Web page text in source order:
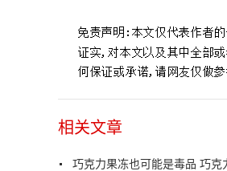
相关文章
巧克力果冻也可能是毒品 巧克